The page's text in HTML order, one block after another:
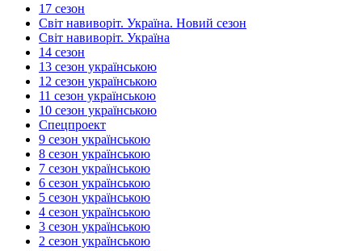
17 сезон
Світ навиворіт. Україна. Новий сезон
Світ навиворіт. Україна
14 сезон
13 сезон українською
12 сезон українською
11 сезон українською
10 сезон українською
Спецпроект
9 сезон українською
8 сезон українською
7 сезон українською
6 сезон українською
5 сезон українською
4 сезон українською
3 сезон українською
2 сезон українською